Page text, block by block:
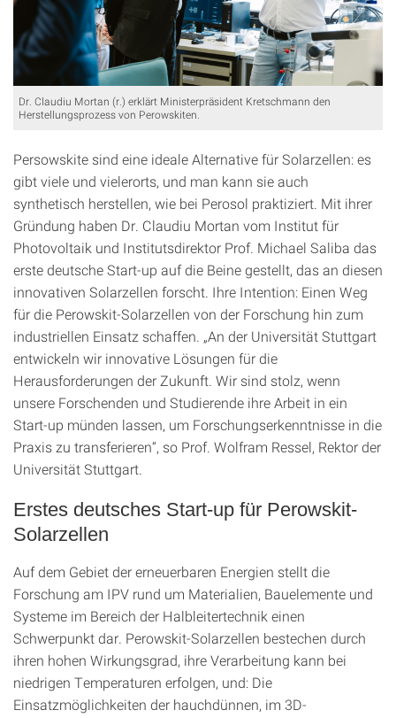
Dr. Claudiu Mortan (r.) erklärt Ministerpräsident Kretschmann den
Herstellungsprozess von Perowskiten.
Persowskite sind eine ideale Alternative für Solarzellen: es
gibt viele und vielerorts, und man kann sie auch
synthetisch herstellen, wie bei Perosol praktiziert. Mit ihrer
Gründung haben Dr. Claudiu Mortan vom Institut für
Photovoltaik und Institutsdirektor Prof. Michael Saliba das
erste deutsche Start-up auf die Beine gestellt, das an diesen
innovativen Solarzellen forscht. Ihre Intention: Einen Weg
für die Perowskit-Solarzellen von der Forschung hin zum
industriellen Einsatz schaffen. „An der Universität Stuttgart
entwickeln wir innovative Lösungen für die
Herausforderungen der Zukunft. Wir sind stolz, wenn
unsere Forschenden und Studierende ihre Arbeit in ein
Start-up münden lassen, um Forschungserkenntnisse in die
Praxis zu transferieren“, so Prof. Wolfram Ressel, Rektor der
Universität Stuttgart.
Erstes deutsches Start-up für Perowskit-
Solarzellen
Auf dem Gebiet der erneuerbaren Energien stellt die
Forschung am IPV rund um Materialien, Bauelemente und
Systeme im Bereich der Halbleitertechnik einen
Schwerpunkt dar. Perowskit-Solarzellen bestechen durch
ihren hohen Wirkungsgrad, ihre Verarbeitung kann bei
niedrigen Temperaturen erfolgen, und: Die
Einsatzmöglichkeiten der hauchdünnen, im 3D-